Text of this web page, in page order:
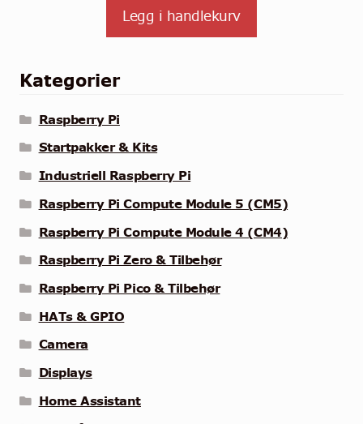
Legg i handlekurv
Kategorier
Raspberry Pi
Startpakker & Kits
Industriell Raspberry Pi
Raspberry Pi Compute Module 5 (CM5)
Raspberry Pi Compute Module 4 (CM4)
Raspberry Pi Zero & Tilbehør
Raspberry Pi Pico & Tilbehør
HATs & GPIO
Camera
Displays
Home Assistant